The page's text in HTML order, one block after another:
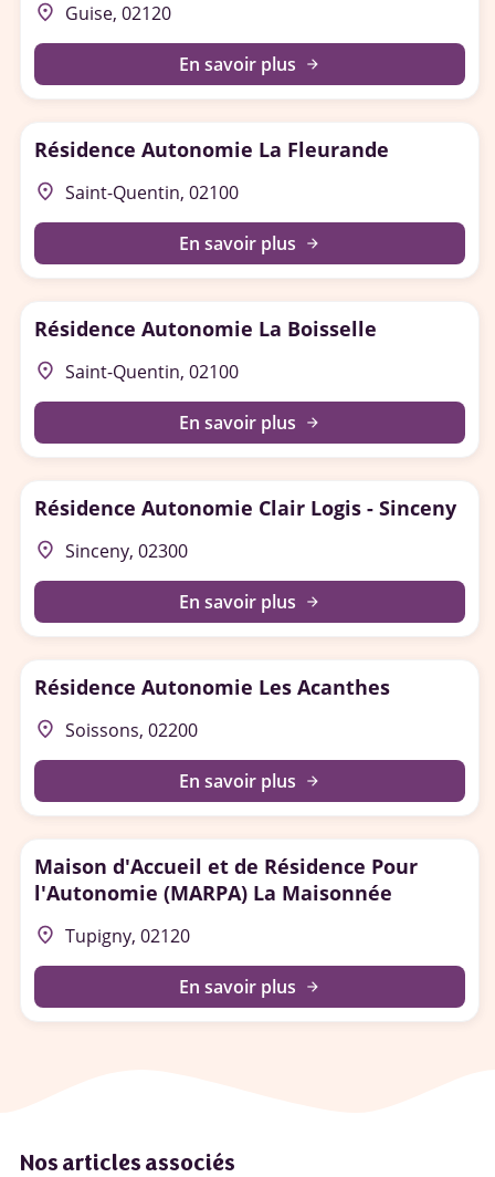
place Guise, 02120
En savoir plus arrow_forward
Résidence Autonomie La Fleurande
place Saint-Quentin, 02100
En savoir plus arrow_forward
Résidence Autonomie La Boisselle
place Saint-Quentin, 02100
En savoir plus arrow_forward
Résidence Autonomie Clair Logis - Sinceny
place Sinceny, 02300
En savoir plus arrow_forward
Résidence Autonomie Les Acanthes
place Soissons, 02200
En savoir plus arrow_forward
Maison d'Accueil et de Résidence Pour
l'Autonomie (MARPA) La Maisonnée
place Tupigny, 02120
En savoir plus arrow_forward
Nos articles associés